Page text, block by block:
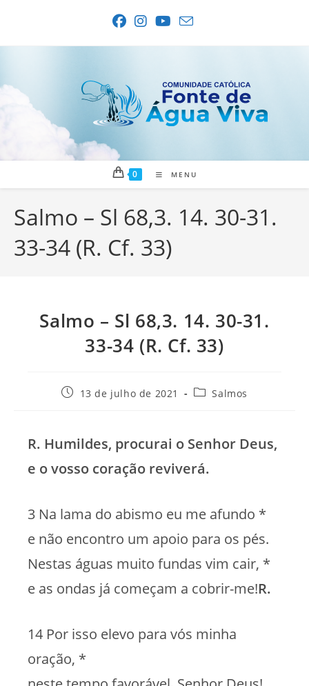
0 MENU
Salmo – Sl 68,3. 14. 30-31.
33-34 (R. Cf. 33)
Salmo – Sl 68,3. 14. 30-31.
33-34 (R. Cf. 33)
Post13 de julho de 2021
Categoria
Salmos
R. Humildes, procurai o Senhor Deus,
e o vosso coração reviverá.
3 Na lama do abismo eu me afundo *
e não encontro um apoio para os pés.
Nestas águas muito fundas vim cair, *
e as ondas já começam a cobrir-me!R.
14 Por isso elevo para vós minha
oração, *